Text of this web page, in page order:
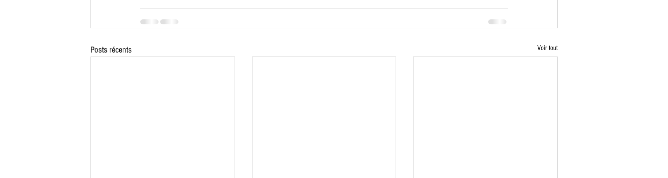
Posts récents Voir tout